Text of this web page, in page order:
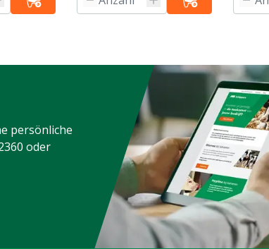
persönliche
oder